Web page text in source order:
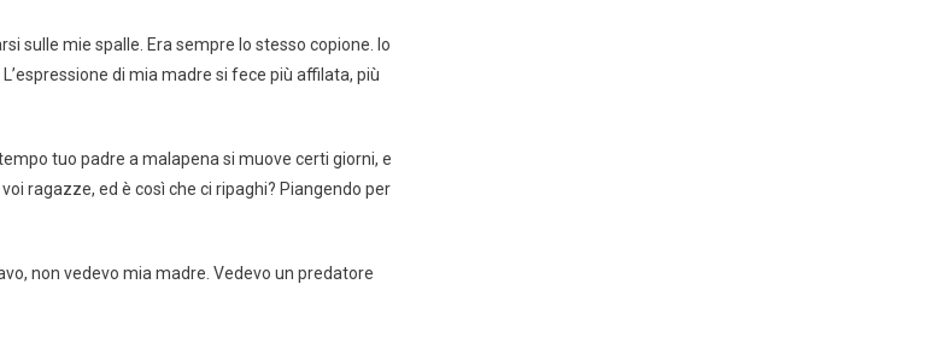
sulle mie spalle. Era sempre lo stesso copione. Io
di mia madre si fece più affilata, più
tuo padre a malapena si muove certi giorni, e
ragazze, ed è così che ci ripaghi? Piangendo per
non vedevo mia madre. Vedevo un predatore